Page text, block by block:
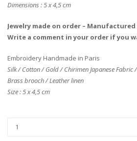
Dimensions : 5 x 4,5 cm
Jewelry made on order –
Write a comment in your order if you
Embroidery Handmade in Paris
Silk / Cotton / Gold / Chirimen Japanese Fabric /
Brass brooch / Leather linen
Size : 5 x 4,5 cm